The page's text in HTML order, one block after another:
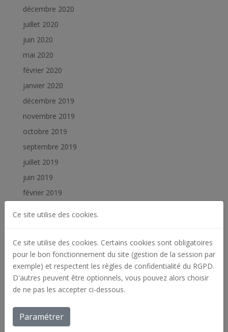
décembre 2020
juillet 2020
juin 2020
mai 2020
février 2020
janvier 2020
décembre 2019
novembre 2019
octobre 2019
septembre 2019
juillet 2019
juin 2019
février 2019
Actualités
Archives
Offres d'emploi
Réalisations
Méta
Ce site utilise des cookies.
Ce site utilise des cookies. Certains cookies sont obligatoires
pour le bon fonctionnement du site (gestion de la session par
exemple) et respectent les règles de confidentialité du RGPD.
D'autres peuvent être optionnels, vous pouvez alors choisir
de ne pas les accepter ci-dessous.
Paramétrer